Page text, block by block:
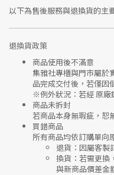
以下為售後服務與退換貨的主
退換貨政策
商品使用後不滿意
集雅社專櫃與門市屬於
品完成交付後，若僅因
※例外狀況：若經 原廠
商品未拆封
若商品本身無瑕疵，恕
買錯商品
所有商品均依訂購單向
退貨 ：因屬客製
換貨 ：若需更
與新商品價差金